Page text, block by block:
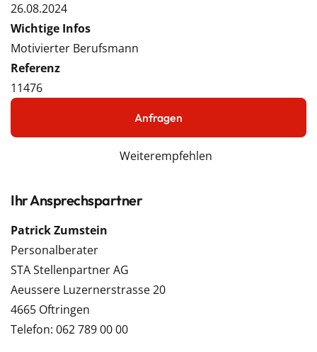
26.08.2024
Wichtige Infos
Motivierter Berufsmann
Referenz
11476
Anfragen
Weiterempfehlen
Ihr Ansprechspartner
Patrick Zumstein
Personalberater
STA Stellenpartner AG
Aeussere Luzernerstrasse 20
4665 Oftringen
Telefon: 062 789 00 00